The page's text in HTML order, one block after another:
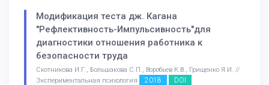
Модификация теста дж. Кагана
"Рефлективность-Импульсивность"для
диагностики отношения работника к
безопасности труда
Скотникова И.Г., Большакова С.П., Воробьев К.В., Грищенко Я.И. //
Экспериментальная психология
2018 DOI